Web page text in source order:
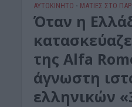
ΑΥΤΟΚΙΝΗΤΟ • ΜΑΤΙΕΣ ΣΤΟ
Όταν η
κατασκεύαζε
της Alfa
άγνωστη
ελληνικών